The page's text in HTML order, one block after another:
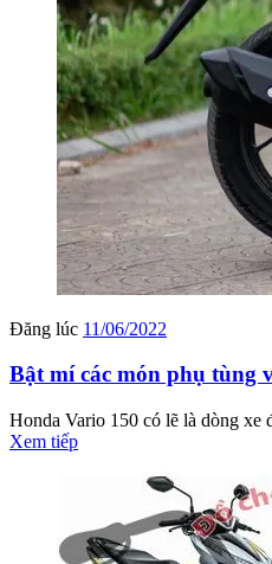
Đăng lúc 11/06/2022
Bật mí các món phụ tùng
Honda Vario 150 có lẽ là dòng xe
Xem tiếp